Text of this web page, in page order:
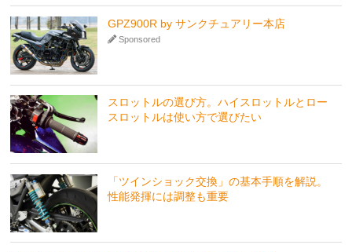
GPZ900R by サンクチュアリー本店
Sponsored
スロットルの選び方。ハイスロットルとロー
スロットルは使い方で選びたい
「ツインショック交換」の基本手順を解説。
性能発揮には調整も重要